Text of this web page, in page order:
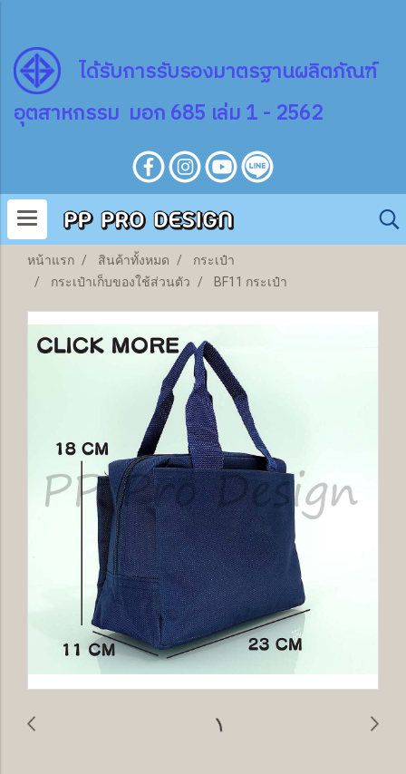
ได้รับการรับรองมาตรฐานผลิตภัณฑ์
อุตสาหกรรม มอก 685 เล่ม 1 - 2562
หน้าแรก สินค้าทั้งหมด
กระเป๋า
กระเป๋าเก็บของใช้ส่วนตัว
BF11 กระเป๋า